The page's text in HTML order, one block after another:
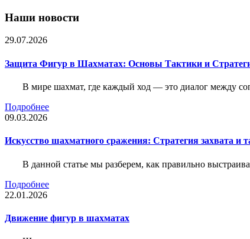
Наши новости
29.07.2026
Защита Фигур в Шахматах: Основы Тактики и
В мире шахмат, где каждый ход — это диалог между
Подробнее
09.03.2026
Искусство шахматного сражения: Стратегия захвата и
В данной статье мы разберем, как правильно
Подробнее
22.01.2026
Движение фигур в шахматах